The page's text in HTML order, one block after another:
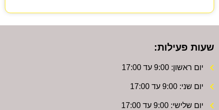
שעות פעילות:
יום ראשון: 9:00 עד 17:00
יום שני: 9:00 עד 17:00
יום שלישי: 9:00 עד 17:00